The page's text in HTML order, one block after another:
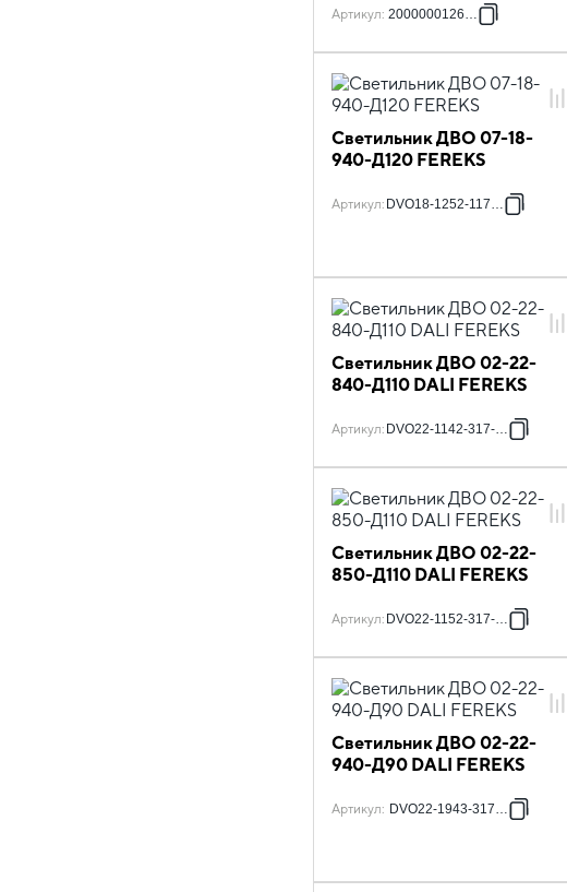
Артикул: 2000000126708
Светильник ДВО 07-18-
940-Д120 FEREKS
Артикул: DVO18-1252-117-17
Светильник ДВО 02-22-
840-Д110 DALI FEREKS
Артикул: DVO22-1142-317-11719
Светильник ДВО 02-22-
850-Д110 DALI FEREKS
Артикул: DVO22-1152-317-11719
Светильник ДВО 02-22-
940-Д90 DALI FEREKS
Артикул: DVO22-1943-317-1119